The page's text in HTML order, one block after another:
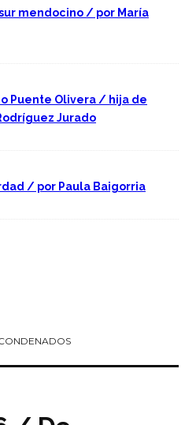
mendocino / por María
Puente Olivera / hija de
Jurado
/ por Paula Baigorria